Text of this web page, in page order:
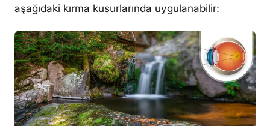
aşağıdaki kırma kusurlarında uygulanabilir: